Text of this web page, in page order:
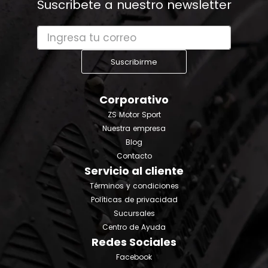
Suscribete a nuestro newsletter
Suscribirme
Corporativo
ZS Motor Sport
Nuestra empresa
Blog
Contacto
Servicio al cliente
Términos y condiciones
Políticas de privacidad
Sucursales
Centro de Ayuda
Redes Sociales
Facebook